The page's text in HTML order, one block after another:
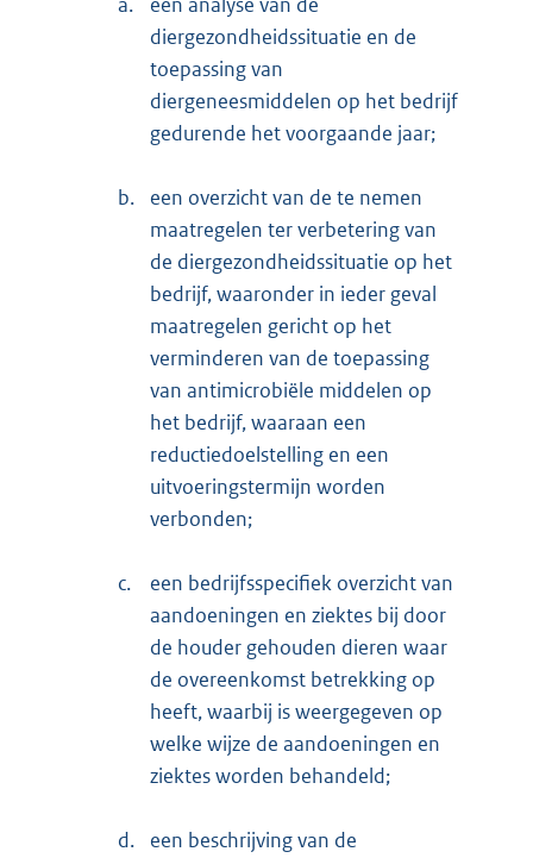
a.
een analyse van de
diergezondheidssituatie en de
toepassing van
diergeneesmiddelen op het bedrijf
gedurende het voorgaande jaar;
b.
een overzicht van de te nemen
maatregelen ter verbetering van
de diergezondheidssituatie op het
bedrijf, waaronder in ieder geval
maatregelen gericht op het
verminderen van de toepassing
van antimicrobiële middelen op
het bedrijf, waaraan een
reductiedoelstelling en een
uitvoeringstermijn worden
verbonden;
c.
een bedrijfsspecifiek overzicht van
aandoeningen en ziektes bij door
de houder gehouden dieren waar
de overeenkomst betrekking op
heeft, waarbij is weergegeven op
welke wijze de aandoeningen en
ziektes worden behandeld;
d.
een beschrijving van de